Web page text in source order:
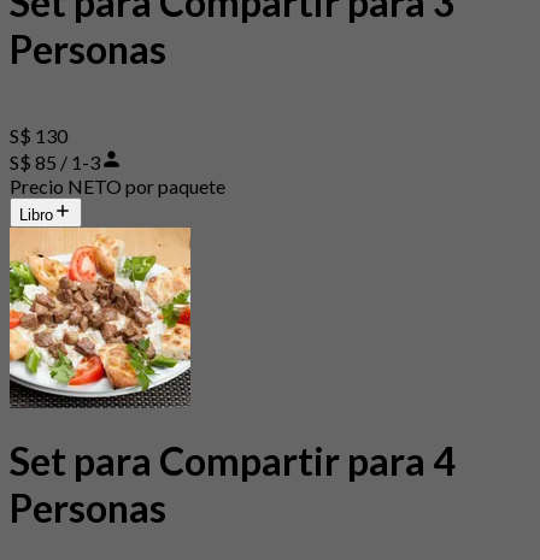
Personas
S$ 130
S$ 85 / 1-3
Precio NETO por paquete
Libro
Set para Compartir para 4
Personas